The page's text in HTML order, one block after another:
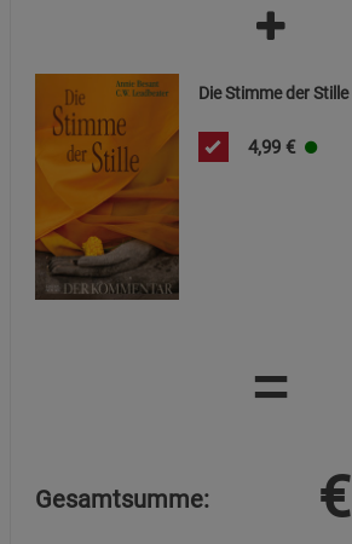
Die Stimme der Stille
4,99 €
=
Gesamtsumme: €